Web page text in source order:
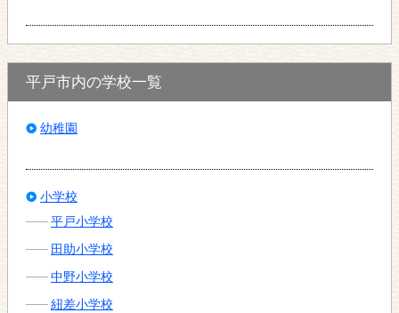
平戸市内の学校一覧
幼稚園
小学校
平戸小学校
田助小学校
中野小学校
紐差小学校